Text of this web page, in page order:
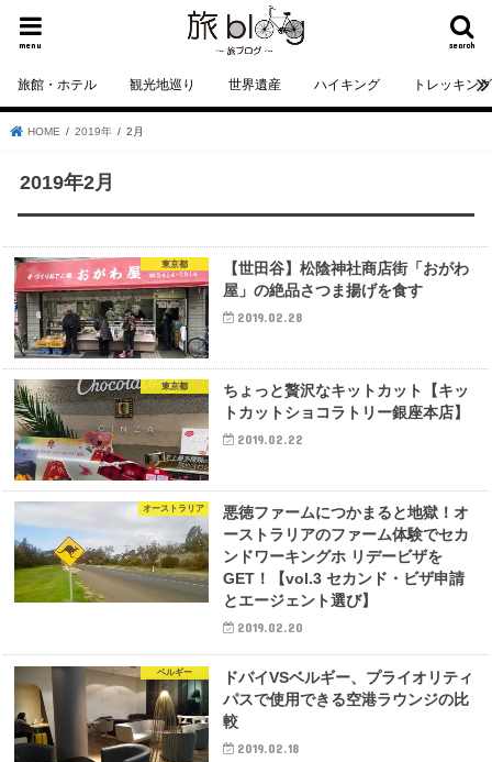
search
menu
旅館・ホテル 観光地巡り 世界遺産 ハイキング トレッキング
HOME 2019年 2月
2019年2月
東京都
【世田谷】松陰神社商店街「おがわ
屋」の絶品さつま揚げを食す
2019.02.28
東京都
ちょっと贅沢なキットカット【キッ
トカットショコラトリー銀座本店】
2019.02.22
オーストラリア
悪徳ファームにつかまると地獄！オ
ーストラリアのファーム体験でセカ
ンドワーキングホ リデービザを
GET！【vol.3 セカンド・ビザ申請
とエージェント選び】
2019.02.20
ベルギー
ドバイVSベルギー、プライオリティ
パスで使用できる空港ラウンジの比
較
2019.02.18